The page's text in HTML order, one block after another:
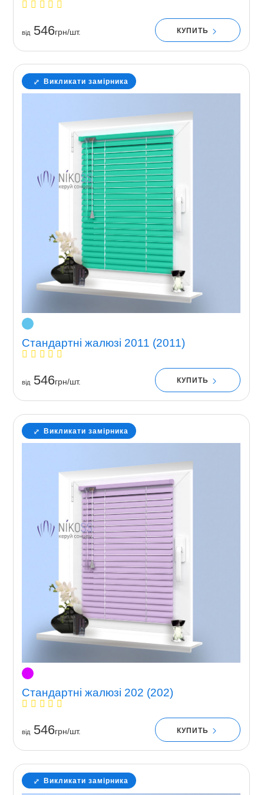
вiд546грн/шт. КУПИТЬ
Викликати замірника
Стандартні жалюзі 2011 (2011)
вiд546грн/шт. КУПИТЬ
Викликати замірника
Стандартні жалюзі 202 (202)
вiд546грн/шт. КУПИТЬ
Викликати замірника